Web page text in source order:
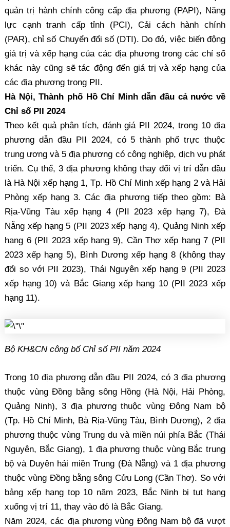
quản trị hành chính công cấp địa phương (PAPI), Năng
lực cạnh tranh cấp tỉnh (PCI), Cải cách hành chính
(PAR), chỉ số Chuyển đổi số (DTI). Do đó, việc biến động
giá trị và xếp hạng của các địa phương trong các chỉ số
khác này cũng sẽ tác động đến giá trị và xếp hạng của
các địa phương trong PII.
Hà Nội, Thành phố Hồ Chí Minh dẫn đầu cả nước về
Chỉ số PII 2024
Theo kết quả phân tích, đánh giá PII 2024, trong 10 địa
phương dẫn đầu PII 2024, có 5 thành phố trực thuộc
trung ương và 5 địa phương có công nghiệp, dịch vụ phát
triển. Cụ thể, 3 địa phương không thay đổi vị trí dẫn đầu
là Hà Nội xếp hạng 1, Tp. Hồ Chí Minh xếp hạng 2 và Hải
Phòng xếp hạng 3. Các địa phương tiếp theo gồm: Bà
Rịa-Vũng Tàu xếp hạng 4 (PII 2023 xếp hạng 7), Đà
Nẵng xếp hạng 5 (PII 2023 xếp hạng 4), Quảng Ninh xếp
hạng 6 (PII 2023 xếp hạng 9), Cần Thơ xếp hạng 7 (PII
2023 xếp hạng 5), Bình Dương xếp hạng 8 (không thay
đổi so với PII 2023), Thái Nguyên xếp hạng 9 (PII 2023
xếp hạng 10) và Bắc Giang xếp hạng 10 (PII 2023 xếp
hạng 11).
Bộ KH&CN công bố Chỉ số PII năm 2024
Trong 10 địa phương dẫn đầu PII 2024, có 3 địa phương
thuộc vùng Đồng bằng sông Hồng (Hà Nội, Hải Phòng,
Quảng Ninh), 3 địa phương thuộc vùng Đông Nam bộ
(Tp. Hồ Chí Minh, Bà Rịa-Vũng Tàu, Bình Dương), 2 địa
phương thuộc vùng Trung du và miền núi phía Bắc (Thái
Nguyên, Bắc Giang), 1 địa phương thuộc vùng Bắc trung
bộ và Duyên hải miền Trung (Đà Nẵng) và 1 địa phương
thuộc vùng Đồng bằng sông Cửu Long (Cần Thơ). So với
bảng xếp hạng top 10 năm 2023, Bắc Ninh bị tụt hạng
xuống vị trí 11, thay vào đó là Bắc Giang.
Năm 2024, các địa phương vùng Đông Nam bộ đã vượt